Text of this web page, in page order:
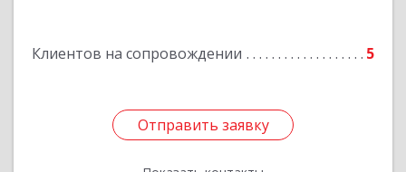
Клиентов на сопровождении 5
Отправить заявку
Подробнее
Отправить заявку